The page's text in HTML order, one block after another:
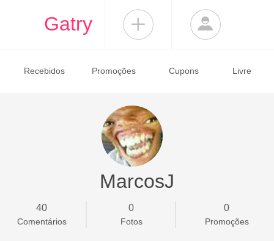
Gatry
Recebidos Promoções Cupons Livre
MarcosJ
40
Comentários
0
Fotos
0
Promoções